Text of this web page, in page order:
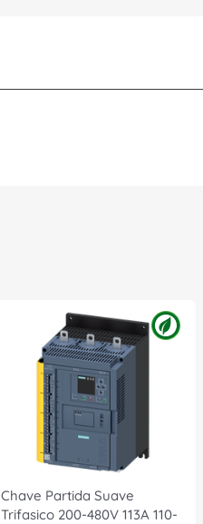
Chave Partida Suave
Trifasico 200-480V 113A 110-